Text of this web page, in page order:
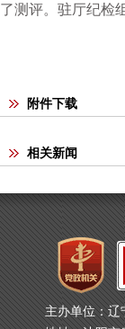
了测评。驻厅纪检
附件下载
相关新闻
主办单位：辽